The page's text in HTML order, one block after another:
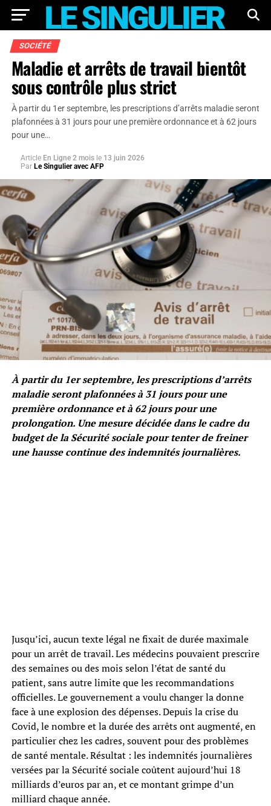
SOCIÉTÉ
Maladie et arrêts de travail bientôt
sous contrôle plus strict
À partir du 1er septembre, les prescriptions d’arrêts maladie seront
plafonnées à 31 jours pour une première ordonnance et à 62 jours
pour une…
Article En Ligne 2 mois le 13 juin 2026
Par Le Singulier avec AFP
À partir du 1er septembre, les prescriptions d’arrêts
maladie seront plafonnées à 31 jours pour une
première ordonnance et à 62 jours pour une
prolongation. Une mesure décidée dans le cadre du
budget de la Sécurité sociale pour tenter de freiner
une hausse continue des indemnités journalières.
Jusqu’ici, aucun texte légal ne fixait de durée maximale
pour un arrêt de travail. Les médecins pouvaient prescrire
des semaines ou des mois selon l’état de santé du
patient, sans autre limite que les recommandations
officielles. Le gouvernement a voulu changer la donne
face à une explosion des dépenses. Depuis la crise du
Covid, le nombre et la durée des arrêts ont augmenté, en
particulier chez les cadres, souvent pour des problèmes
de santé mentale. Résultat : les indemnités journalières
versées par la Sécurité sociale coûtent aujourd’hui 18
milliards d’euros par an, et ce montant grimpe d’un
milliard chaque année.